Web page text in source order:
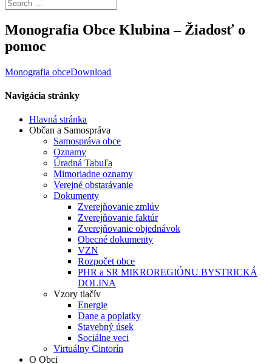
Monografia Obce Klubina – Žiadosť o
pomoc
Monografia obceDownload
Navigácia stránky
Hlavná stránka
Občan a Samospráva
Samospráva obce
Oznamy
Úradná Tabuľa
Mimoriadne oznamy
Verejné obstarávanie
Dokumenty
Zverejňovanie zmlúv
Zverejňovanie faktúr
Zverejňovanie objednávok
Obecné dokumenty
VZN
Rozpočet obce
PHR a SR MIKROREGIÓNU BYSTRICKÁ
DOLINA
Vzory tlačív
Energie
Dane a poplatky
Stavebný úsek
Sociálne veci
Virtuálny Cintorín
O Obci